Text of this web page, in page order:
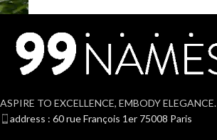
ASPIRE TO EXCELLENCE, EMBODY ELEGANCE.
address : 60 rue François 1er 75008 Paris